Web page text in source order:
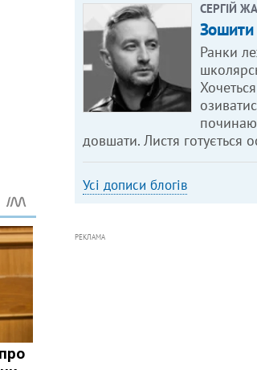
СЕРГІЙ
Зошити
Ранки
довшати. Листя готується
Усі дописи блогів
РЕКЛАМА